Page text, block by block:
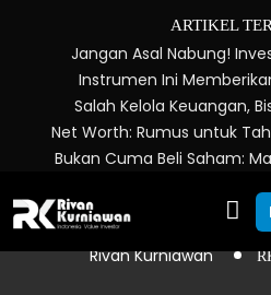
ARTIKEL
Jangan Asal Nabung!
Instrumen Ini
Salah Kelola Keuangan,
Net Worth: Rumus untuk
Bukan Cuma Beli Saham:
RK Affiliate
Rivan Kurniawan